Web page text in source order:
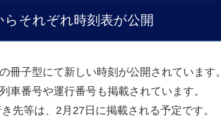
それぞれ時刻表が公開
子型にて新しい時刻が公開されています。
車番号や運行番号も掲載されています。
先等は、2月27日に掲載される予定です。